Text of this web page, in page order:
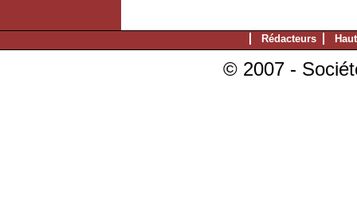
Rédacteurs
© 2007 -